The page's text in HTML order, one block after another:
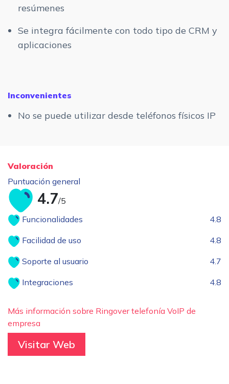
resúmenes
Se integra fácilmente con todo tipo de CRM y
aplicaciones
Inconvenientes
No se puede utilizar desde teléfonos físicos IP
Valoración
Puntuación general
4.7/5
Funcionalidades
4.8
Facilidad de uso 4.8
Soporte al usuario 4.7
Integraciones 4.8
Más información sobre Ringover telefonía VoIP de
empresa
Visitar Web